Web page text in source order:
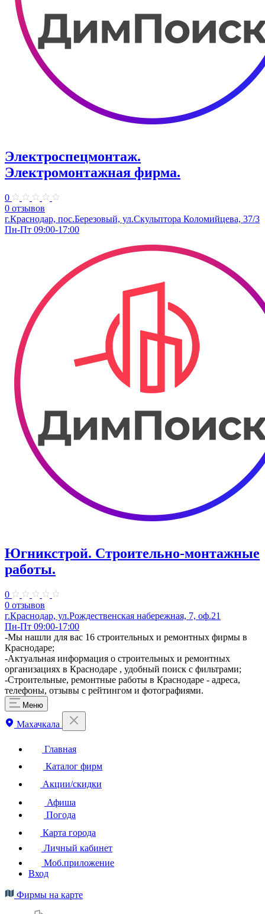
Электроспецмонтаж.
Электромонтажная фирма.
0
0 отзывов
г.Краснодар, пос.Березовый, ул.Скульптора Коломийцева, 37/3
Пн-Пт 09:00-17:00
Югникстрой. Строительно-монтажные
работы.
0
0 отзывов
г.Краснодар, ул.Рождественская набережная, 7, оф.21
Пн-Пт 09:00-17:00
-Мы нашли для вас 16 строительных и ремонтных фирмы в
Краснодаре;
-Актуальная информация о строительных и ремонтных
организациях в Краснодаре , удобный поиск с фильтрами;
-Строительные, ремонтные работы в Краснодаре - адреса,
телефоны, отзывы с рейтингом и фотографиями.
Меню
Махачкала
Главная
Каталог фирм
Акции/скидки
Афиша
Погода
Карта города
Личный кабинет
Моб.приложение
Вход
Фирмы на карте